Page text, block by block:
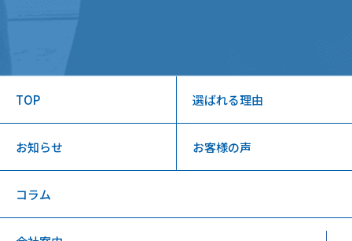
TOP 選ばれる理由
お知らせ お客様の声
コラム